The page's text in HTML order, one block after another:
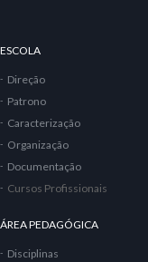
ESCOLA
Direção
Patrono
Caracterização
Organização
Documentação
Cursos Profissionais
ÁREA PEDAGÓGICA
Disciplinas